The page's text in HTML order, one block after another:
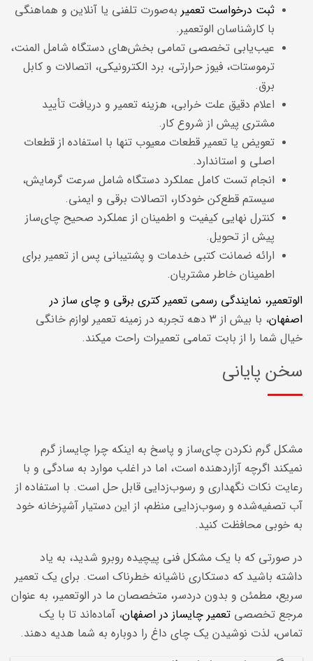
ثبت درخواست تعمیر به‌صورت تلفنی یا آنلاین و هماهنگی
با کارشناسان الوتعمیر.
عیب‌یابی تخصصی تمامی بخش‌های دستگاه شامل المنت،
ترموستات، فیوز حرارتی، برد الکترونیکی، اتصالات و کابل
برق.
اعلام دقیق علت خرابی، هزینه تعمیر و دریافت تأیید
مشتری پیش از شروع کار.
تعویض یا تعمیر قطعات معیوب تنها با استفاده از قطعات
اصلی و استاندارد.
انجام تست کامل عملکرد دستگاه شامل سرعت گرمایش،
سیستم قطع‌کن خودکار، اتصالات برقی و ایمنی.
کنترل نهایی کیفیت و اطمینان از عملکرد صحیح چای‌ساز
پیش از تحویل.
ارائه ضمانت کتبی خدمات و پشتیبانی پس از تعمیر برای
اطمینان خاطر مشتریان.
الوتعمیر، نمایندگی رسمی تعمیر کتری برقی و چای ساز در
اصفهان
، با بیش از 3 دهه تجربه در زمینه تعمیر لوازم خانگی
خیال شما را از بابت تمامی تعمیرات راحت میکند.
سخن پایانی
مشکل گرم نکردن چای‌ساز و پاسخ به اینکه چرا چایساز گرم
نمیکند اگرچه آزاردهنده است، اما در اغلب موارد به سادگی و با
رعایت نکات نگهداری و رسوب‌زدایی قابل حل است. با استفاده از
آب تصفیه‌شده و رسوب‌زدایی منظم، از این دستیار آشپزخانه خود
به خوبی محافظت کنید.
در صورتی که با یک مشکل فنی پیچیده روبرو شدید، به یاد
داشته باشید که دستکاری ناشیانه خطرناک است. برای یک تعمیر
سریع، مطمئن و بدون دردسر، متخصصان ما در الوتعمیر، به عنوان
مرجع تخصصی تعمیر چایساز در اصفهان، آماده‌اند تا با یک
تماس، لذت نوشیدن یک چای داغ را دوباره به شما هدیه دهند.